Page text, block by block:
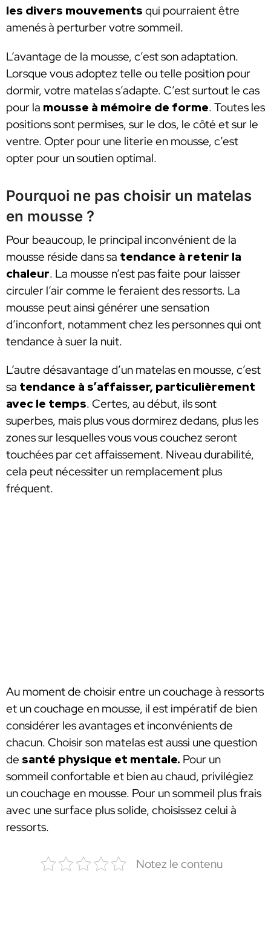
les divers mouvements qui pourraient être
amenés à perturber votre sommeil.
L’avantage de la mousse, c’est son adaptation.
Lorsque vous adoptez telle ou telle position pour
dormir, votre matelas s’adapte. C’est surtout le cas
pour la mousse à mémoire de forme. Toutes les
positions sont permises, sur le dos, le côté et sur le
ventre. Opter pour une literie en mousse, c’est
opter pour un soutien optimal.
Pourquoi ne pas choisir un matelas
en mousse ?
Pour beaucoup, le principal inconvénient de la
mousse réside dans sa tendance à retenir la
chaleur. La mousse n’est pas faite pour laisser
circuler l’air comme le feraient des ressorts. La
mousse peut ainsi générer une sensation
d’inconfort, notamment chez les personnes qui ont
tendance à suer la nuit.
L’autre désavantage d’un matelas en mousse, c’est
sa tendance à s’affaisser, particulièrement
avec le temps. Certes, au début, ils sont
superbes, mais plus vous dormirez dedans, plus les
zones sur lesquelles vous vous couchez seront
touchées par cet affaissement. Niveau durabilité,
cela peut nécessiter un remplacement plus
fréquent.
Au moment de choisir entre un couchage à ressorts
et un couchage en mousse, il est impératif de bien
considérer les avantages et inconvénients de
chacun. Choisir son matelas est aussi une question
de santé physique et mentale. Pour un
sommeil confortable et bien au chaud, privilégiez
un couchage en mousse. Pour un sommeil plus frais
avec une surface plus solide, choisissez celui à
ressorts.
Notez le contenu